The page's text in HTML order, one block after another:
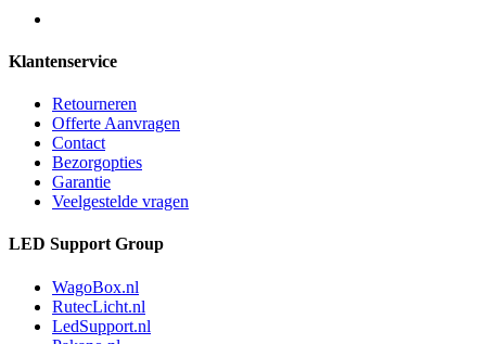
Klantenservice
Retourneren
Offerte Aanvragen
Contact
Bezorgopties
Garantie
Veelgestelde vragen
LED Support Group
WagoBox.nl
RutecLicht.nl
LedSupport.nl